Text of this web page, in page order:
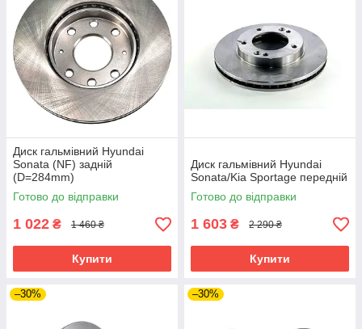
Диск гальмівний Hyundai
Sonata (NF) задній
(D=284mm)
Готово до відправки
1 022 ₴ 1 460 ₴
Купити
Диск гальмівний Hyundai
Sonata/Kia Sportage передній
Готово до відправки
1 603 ₴ 2 290 ₴
Купити
–30% –30%